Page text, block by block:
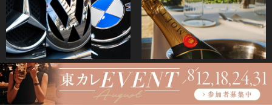
World Trend News
6月5日（金） 主要ニュース：ベ
ンツ？BMW？日本で一番売れた
「モエ・エ・シャンドン」が贈
る、2026年夏の特別なプロモー
ション。極上のシャンパンを味